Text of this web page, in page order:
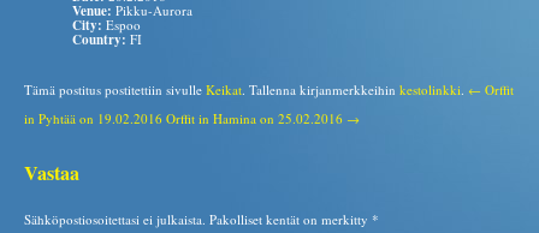
Venue: Pikku-Aurora
City: Espoo
Country: FI
Tämä postitus postitettiin sivulle Keikat . Tallenna kirjanmerkkeihin kestolinkki ← Orffit
in Pyhtää on 19.02.2016 Orffit in Hamina on 25.02.2016 →
Vastaa
Sähköpostiosoitettasi ei julkaista. Pakolliset kentät on merkitty *